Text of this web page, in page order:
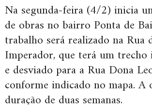
Na segunda-feira (4/2) inicia
de obras no bairro Ponta de
trabalho será realizado na Rua
Imperador, que terá um
e desviado para a Rua Dona
conforme indicado no mapa. A
duração de duas semanas.